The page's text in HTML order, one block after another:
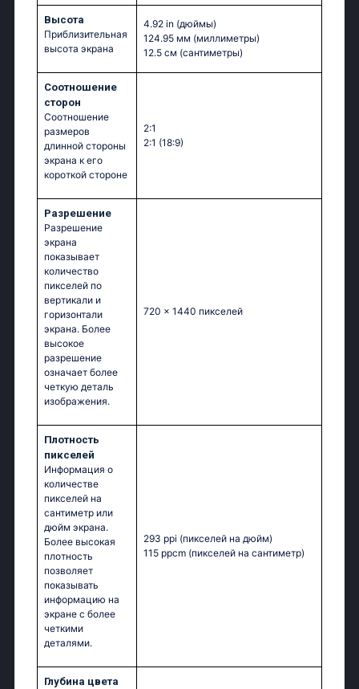
Высота
Приблизительная
высота экрана
4.92 in (дюймы)
124.95 мм (миллиметры)
12.5 см (сантиметры)
Соотношение
сторон
Соотношение
размеров
длинной стороны
экрана к его
короткой стороне
2:1
2:1 (18:9)
Разрешение
Разрешение
экрана
показывает
количество
пикселей по
вертикали и
горизонтали
экрана. Более
высокое
разрешение
означает более
четкую деталь
изображения.
720 x 1440 пикселей
Плотность
пикселей
Информация о
количестве
пикселей на
сантиметр или
дюйм экрана.
Более высокая
плотность
позволяет
показывать
информацию на
экране с более
четкими
деталями.
293 ppi (пикселей на дюйм)
115 ppcm (пикселей на сантиметр)
Глубина цвета